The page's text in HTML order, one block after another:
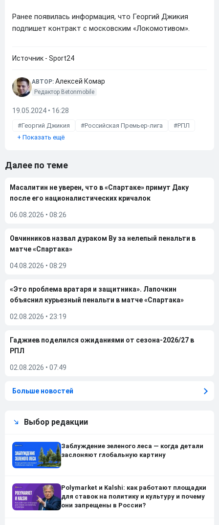
Ранее появилась информация, что Георгий Джикия
подпишет контракт с московским «Локомотивом».
Источник - Sport24
АВТОР: Алексей Комар
Редактор Betonmobile
19.05.2024 • 16:28
Георгий Джикия Российская Премьер-лига
РПЛ
+ Показать ещё
Далее по теме
Масалитин не уверен, что в «Спартаке» примут Даку
после его националистических кричалок
06.08.2026 • 08:26
Овчинников назвал дураком Ву за нелепый пенальти в
матче «Спартака»
04.08.2026 • 08:29
«Это проблема вратаря и защитника». Лапочкин
объяснил курьезный пенальти в матче «Спартака»
02.08.2026 • 23:19
Гаджиев поделился ожиданиями от сезона-2026/27 в
РПЛ
02.08.2026 • 07:49
Больше новостей
Выбор редакции
Заблуждение зеленого леса — когда детали
заслоняют глобальную картину
Polymarket и Kalshi: как работают площадки
для ставок на политику и культуру и почему
они запрещены в России?